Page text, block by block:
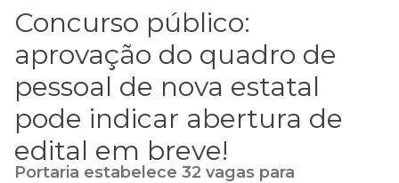
Concurso público:
aprovação do quadro de
pessoal de nova estatal
pode indicar abertura de
edital em breve!
Portaria estabelece 32 vagas para